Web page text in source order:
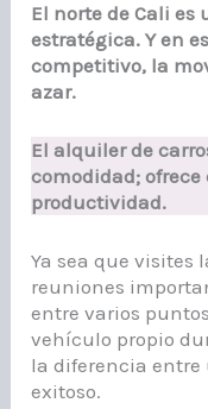
El norte de Cali
estratégica. Y en
competitivo, la
azar.
El alquiler de
comodidad;
productividad.
Ya sea que visites
reuniones
entre varios
vehículo propio
la diferencia entre
exitoso.